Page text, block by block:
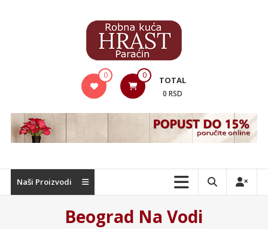
Nameštaj
0 0 TOTAL
0 RSD
Naši Proizvodi
Beograd Na Vodi